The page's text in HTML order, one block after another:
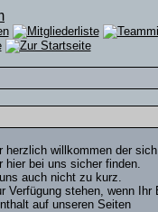
willkommen der
hier bei uns sicher finden.
auch nicht zu kurz.
Verfügung stehen, wenn Ihr
auf unseren Seiten